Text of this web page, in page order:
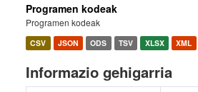
Programen kodeak
Programen kodeak
CSV JSON ODS TSV XLSX XML
Informazio gehigarria